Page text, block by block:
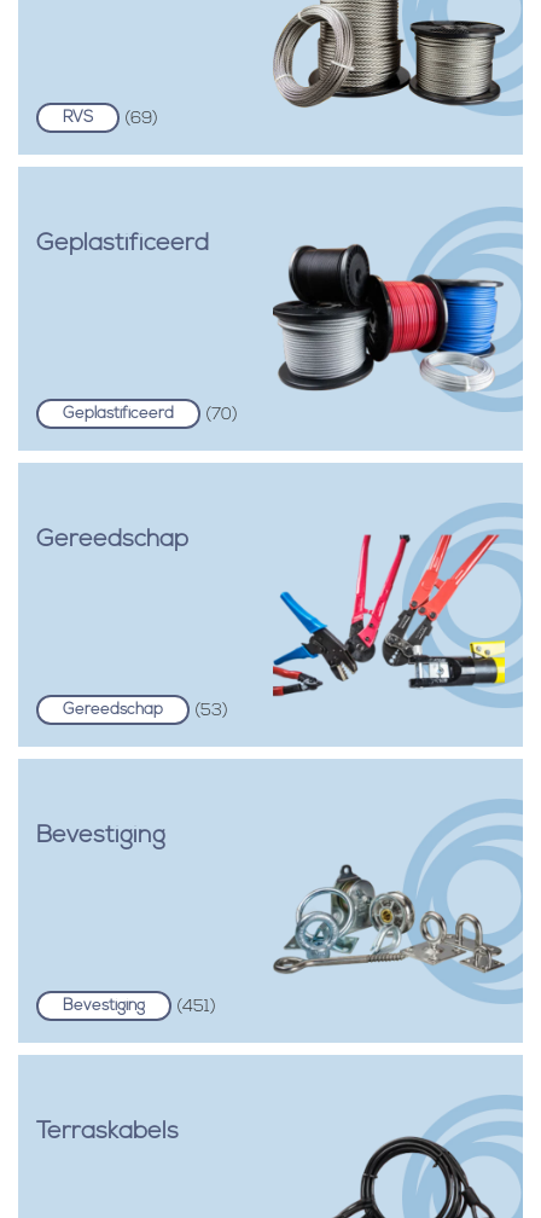
RVS (69)
Geplastificeerd
Geplastificeerd (70)
Gereedschap
Gereedschap (53)
Bevestiging
Bevestiging (451)
Terraskabels